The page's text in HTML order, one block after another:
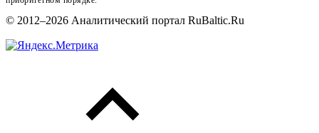
© 2012–2026 Аналитический портал RuBaltic.Ru